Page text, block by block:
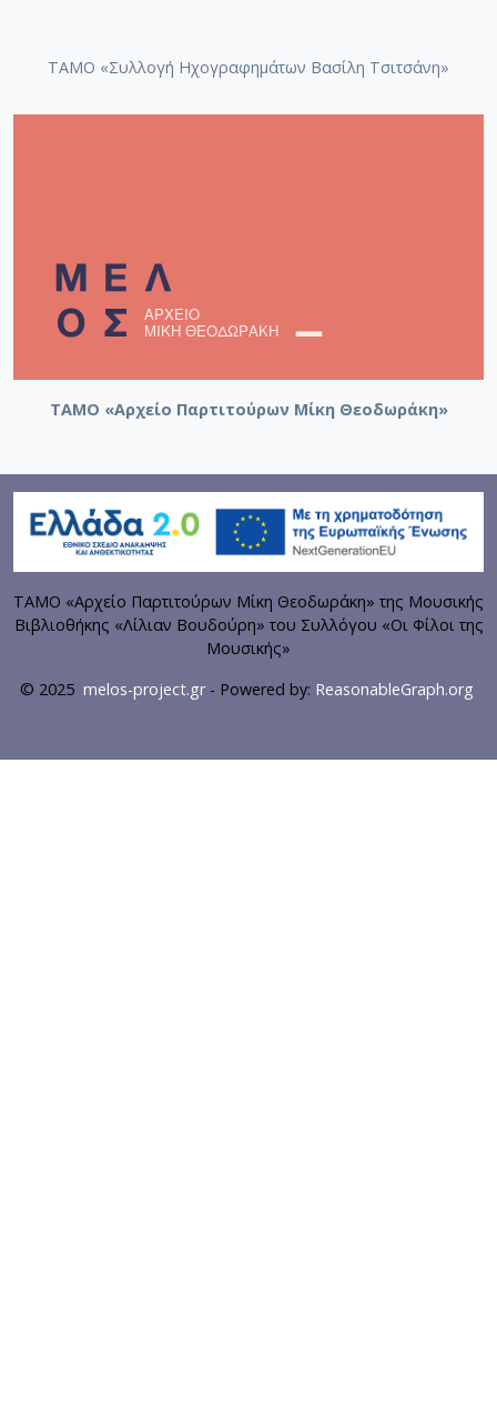
ΤΑΜΟ «Συλλογή Ηχογραφημάτων Βασίλη Τσιτσάνη»
ΤΑΜΟ «Αρχείο Παρτιτούρων Μίκη Θεοδωράκη»
ΤΑΜΟ «Αρχείο Παρτιτούρων Μίκη Θεοδωράκη» της Μουσικής
Βιβλιοθήκης «Λίλιαν Βουδούρη» του Συλλόγου «Οι Φίλοι της
Μουσικής»
© 2025 melos-project.gr- Powered by: ReasonableGraph.org